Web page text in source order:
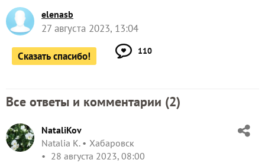
elenasb
27 августа 2023, 13:04
Сказать спасибо! 110
Все ответы и комментарии (2)
NataliKov
Natalia K.
Хабаровск
28 августа 2023, 08:00